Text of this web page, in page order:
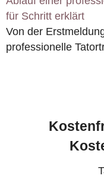
für Schritt erklärt
Von der
professionelle